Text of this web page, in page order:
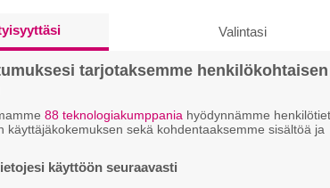
8.
Valintasi
tarjotaksemme henkilökohtaisen
88 teknologiakumppania hyödynnämme
käyttäjäkokemuksen sekä kohdentaaksemme sisältöä ja
käyttöön seuraavasti